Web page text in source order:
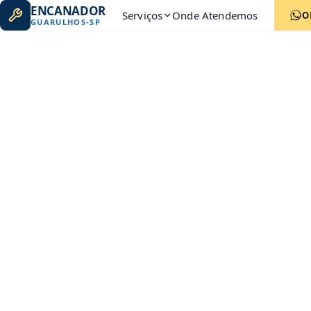
ENCANADOR
GUARULHOS-SP Serviços Onde Atendemos